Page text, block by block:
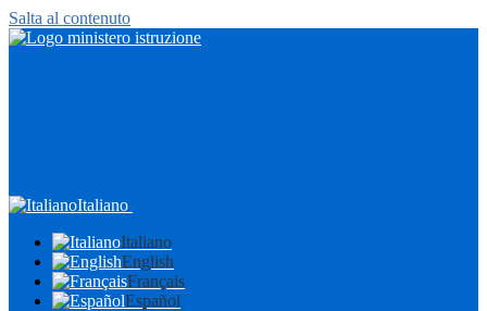
Salta al contenuto
Italiano
Italiano
English
Français
Español